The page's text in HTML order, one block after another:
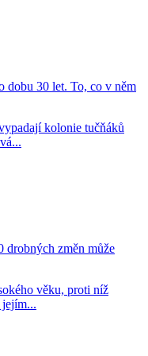
dobu 30 let. To, co v něm
kolonie tučňáků
drobných změn může
věku, proti níž
jejím...